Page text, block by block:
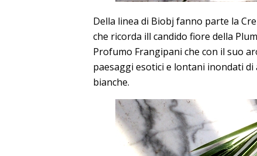
Della linea di Biobj fanno parte la
che ricorda ill candido fiore della
Profumo Frangipani che con il suo
paesaggi esotici e lontani inondati
bianche.